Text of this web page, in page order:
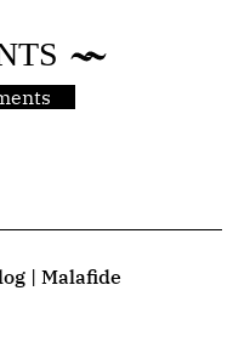
| Malafide